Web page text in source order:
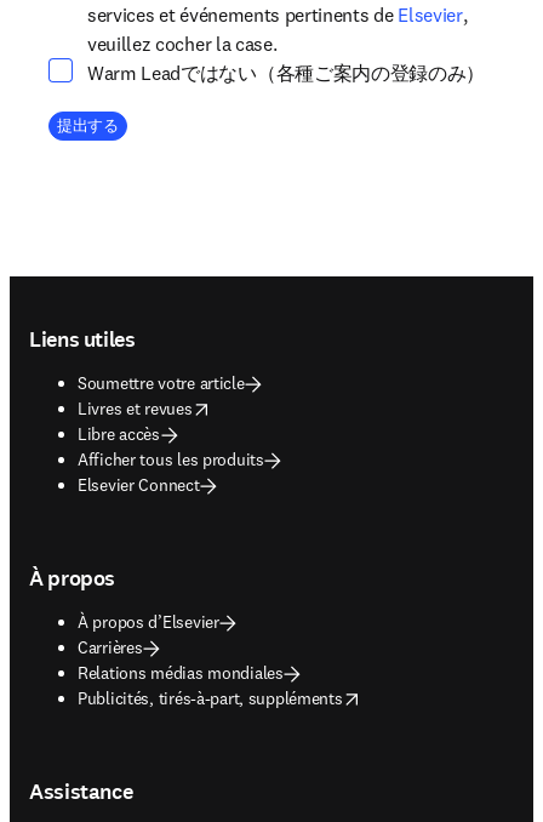
services et événements pertinents de Elsevieropens in
,
veuillez cocher la case.
Warm Leadではない（各種ご案内の登録のみ）
Company Division
提出する
Liens utiles
Soumettre votre article
Livres et revues
opens in new tab/window
Libre accès
Afficher tous les produits
Elsevier Connect
À propos
À propos d’Elsevier
Carrières
Relations médias mondiales
Publicités, tirés-à-part, suppléments
opens in new tab/window
Assistance